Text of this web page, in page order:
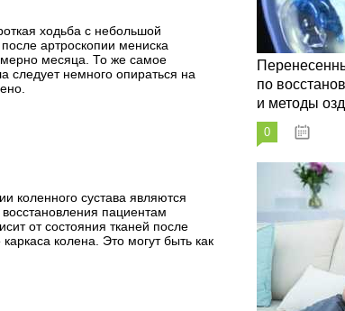
ходьба с небольшой
артроскопии мениска
месяца. То же самое
следует немного опираться на
коленного сустава являются
пациентам
от состояния тканей после
колена. Это могут быть как
по
и методы
0